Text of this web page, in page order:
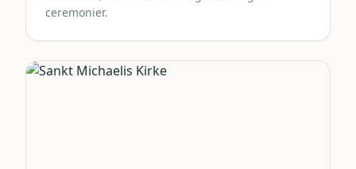
ceremonier.